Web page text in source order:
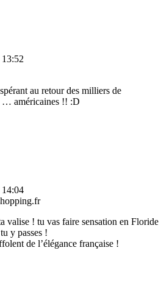
13:52
au retour des milliers de
… américaines !! :D
14:04
valise ! tu vas faire sensation en Floride
y passes !
de l’élégance française !